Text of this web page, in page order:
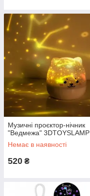
Музичні проєктор-нічник
"Ведмежа" 3DTOYSLAMP
Немає в наявності
520 ₴